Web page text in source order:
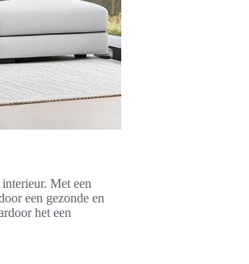
Met een
een gezonde en
het een